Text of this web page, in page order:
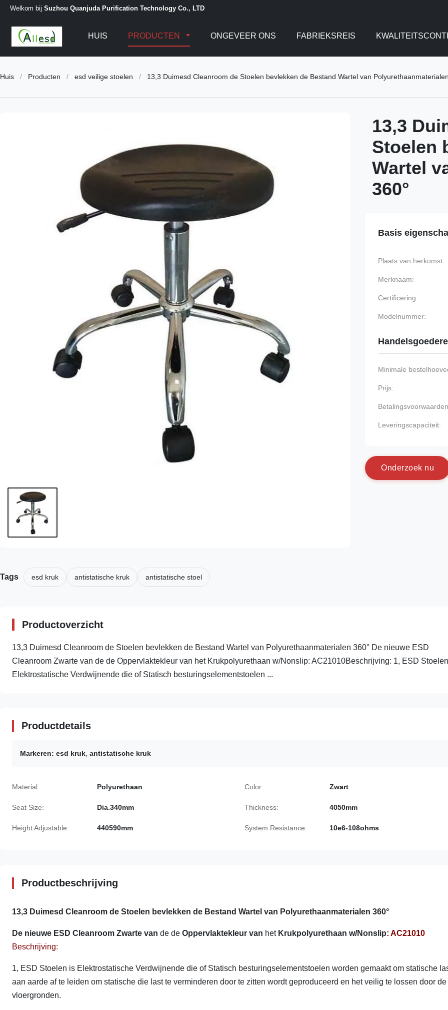
Welkom bij Suzhou Quanjuda Purification Technology Co., LTD
HUIS PRODUCTEN ONGEVEER ONS FABRIEKSREIS
Huis / Producten / esd veilige stoelen / 13,3 Duimesd Cleanroom de Stoelen bevlekken de Bestand Wartel van
13,3
Stoelen
Wartel
360°
Basis
Plaats van herkomst:
Merknaam:
Certificering:
Modelnummer:
Minimale
Prijs:
Leveringscapaciteit:
Onderzoek nu
Tags esd kruk antistatische kruk antistatische stoel
Productoverzicht
13,3 Duimesd Cleanroom de Stoelen bevlekken de Bestand Wartel van Polyurethaanmaterialen 360° De nieuwe ESD
Cleanroom Zwarte van de de Oppervlaktekleur van het Krukpolyurethaan w/Nonslip: AC21010Beschrijving: 1, ESD
Elektrostatische Verdwijnende die of Statisch besturingselementstoelen ...
Productdetails
Markeren: esd kruk, antistatische kruk
Material: Polyurethaan Color: Zwart
Seat Size: Dia.340mm Thickness: 4050mm
Height Adjustable: 440590mm System Resistance: 10e6-108ohms
Productbeschrijving
13,3 Duimesd Cleanroom de Stoelen bevlekken de Bestand Wartel van Polyurethaanmaterialen 360°
De nieuwe ESD Cleanroom Zwarte van de de Oppervlaktekleur van het Krukpolyurethaan w/Nonslip: AC21010
Beschrijving:
1, ESD Stoelen is Elektrostatische Verdwijnende die of Statisch besturingselementstoelen worden gemaakt om statische
aan aarde af te leiden om statische die last te verminderen door te zitten wordt geproduceerd en het veilig te lossen door de
vloergronden.